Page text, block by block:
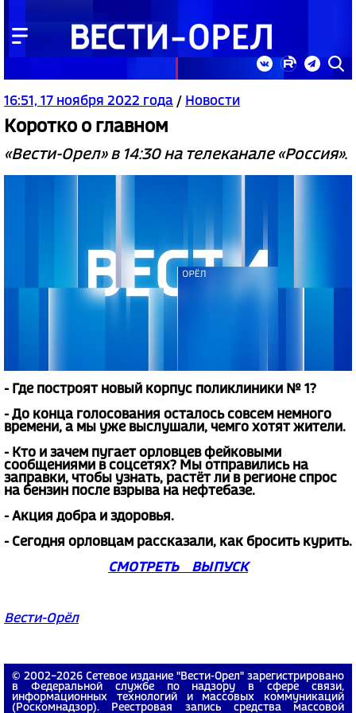
16:51, 17 ноября 2022 года / Новости
Коротко о главном
«Вести-Орел» в 14:30 на телеканале «Россия».
- Где построят новый корпус поликлиники № 1?
- До конца голосования осталось совсем немного
времени, а мы уже выслушали, чемго хотят жители.
- Кто и зачем пугает орловцев фейковыми
сообщениями в соцсетях? Мы отправились на
заправки, чтобы узнать, растёт ли в регионе спрос
на бензин после взрыва на нефтебазе.
- Акция добра и здоровья.
- Сегодня орловцам рассказали, как бросить курить.
СМОТРЕТЬ ВЫПУСК
Вести-Орёл
© 2002−2026 Сетевое издание "Вести-Орел" зарегистрировано
в Федеральной службе по надзору в сфере связи,
информационных технологий и массовых коммуникаций
(Роскомнадзор). Реестровая запись средства массовой